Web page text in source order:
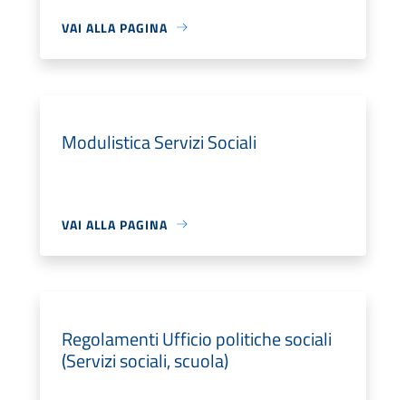
VAI ALLA PAGINA
Modulistica Servizi Sociali
VAI ALLA PAGINA
Regolamenti Ufficio politiche sociali
(Servizi sociali, scuola)